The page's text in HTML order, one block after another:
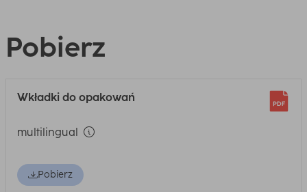
Pobierz
Wkładki do opakowań
multilingual
Pobierz